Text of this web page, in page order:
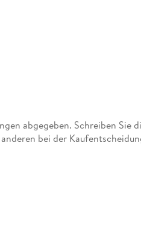
abgegeben. Schreiben Sie
bei der